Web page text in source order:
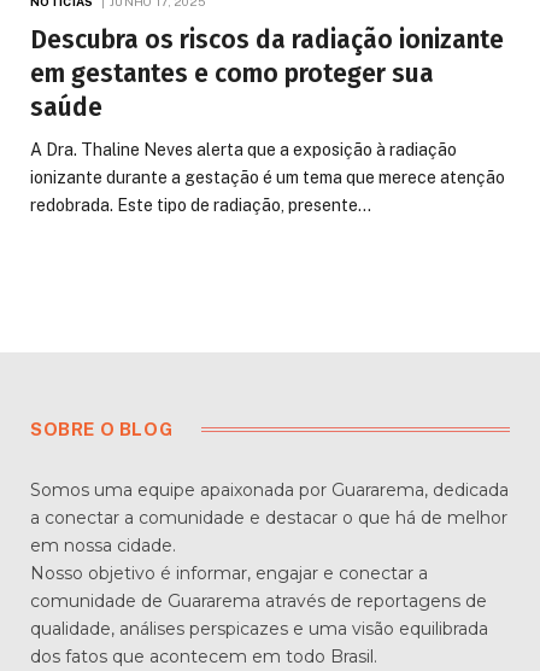
Descubra os riscos da radiação ionizante
em gestantes e como proteger sua
saúde
A Dra. Thaline Neves alerta que a exposição à radiação
ionizante durante a gestação é um tema que merece atenção
redobrada. Este tipo de radiação, presente…
SOBRE O BLOG
Somos uma equipe apaixonada por Guararema, dedicada
a conectar a comunidade e destacar o que há de melhor
em nossa cidade.
Nosso objetivo é informar, engajar e conectar a
comunidade de Guararema através de reportagens de
qualidade, análises perspicazes e uma visão equilibrada
dos fatos que acontecem em todo Brasil.